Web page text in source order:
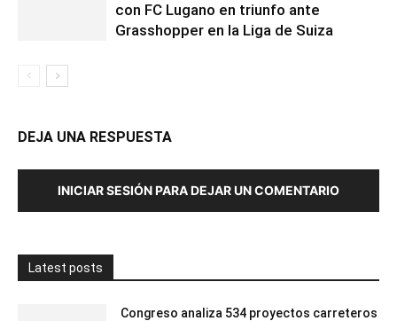
con FC Lugano en triunfo ante
Grasshopper en la Liga de Suiza
DEJA UNA RESPUESTA
INICIAR SESIÓN PARA DEJAR UN COMENTARIO
Latest posts
Congreso analiza 534 proyectos carreteros